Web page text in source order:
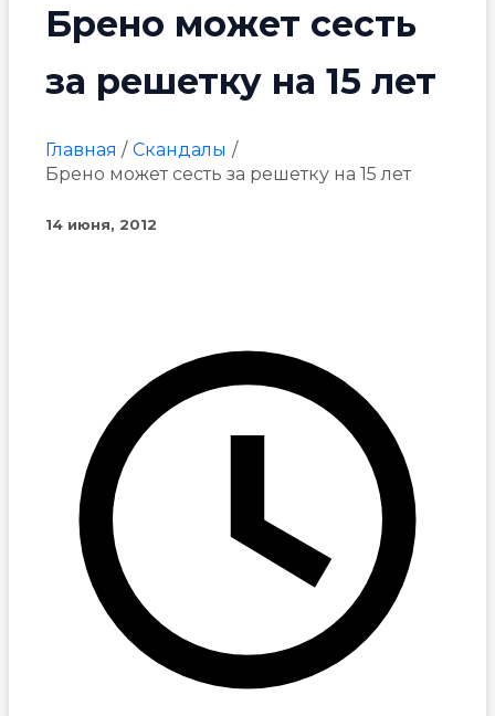
Брено может сесть
за решетку на 15 лет
Главная
Скандалы
Брено может сесть за решетку на 15 лет
14 июня, 2012